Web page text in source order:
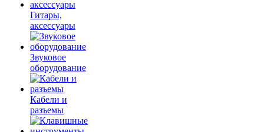
Гитары,
аксессуары
Звуковое
оборудование
Кабели и
разъемы